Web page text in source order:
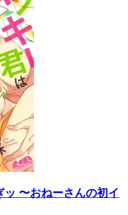
〜おねーさんの初イ